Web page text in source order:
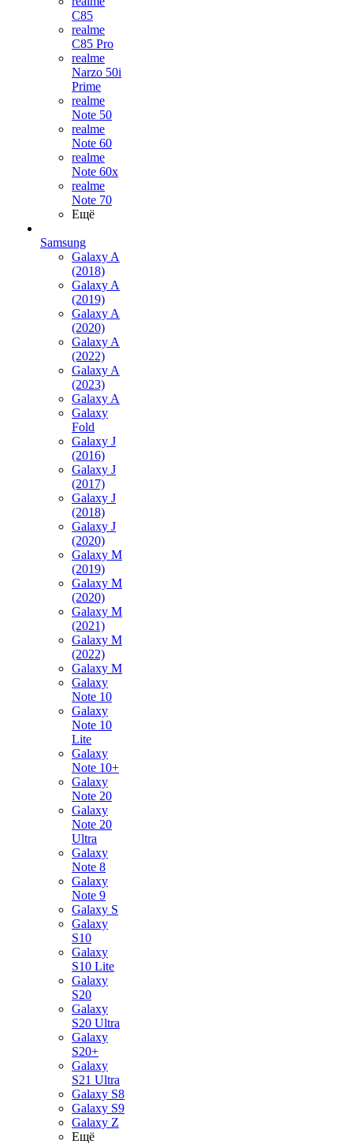
C85
realme
C85 Pro
realme
Narzo 50i
Prime
realme
Note 50
realme
Note 60
realme
Note 60x
realme
Note 70
Ещё
Samsung
Galaxy A
(2018)
Galaxy A
(2019)
Galaxy A
(2020)
Galaxy A
(2022)
Galaxy A
(2023)
Galaxy A
Galaxy
Fold
Galaxy J
(2016)
Galaxy J
(2017)
Galaxy J
(2018)
Galaxy J
(2020)
Galaxy M
(2019)
Galaxy M
(2020)
Galaxy M
(2021)
Galaxy M
(2022)
Galaxy M
Galaxy
Note 10
Galaxy
Note 10
Lite
Galaxy
Note 10+
Galaxy
Note 20
Galaxy
Note 20
Ultra
Galaxy
Note 8
Galaxy
Note 9
Galaxy S
Galaxy
S10
Galaxy
S10 Lite
Galaxy
S20
Galaxy
S20 Ultra
Galaxy
S20+
Galaxy
S21 Ultra
Galaxy S8
Galaxy S9
Galaxy Z
Ещё